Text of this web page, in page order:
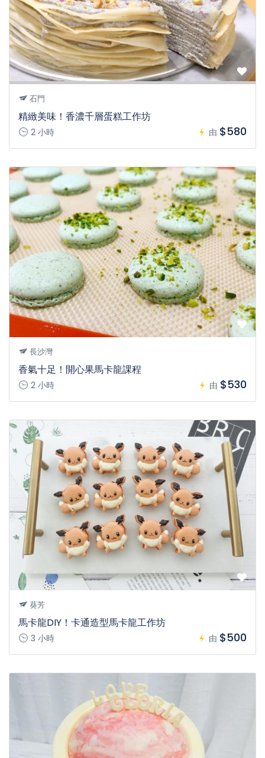
石門
精緻美味！香濃千層蛋糕工作坊
2 小時 由 $580
長沙灣
香氣十足！開心果馬卡龍課程
2 小時 由 $530
葵芳
馬卡龍DIY！卡通造型馬卡龍工作坊
3 小時 由 $500